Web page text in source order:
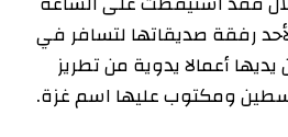
رفقة صديقاتها لتسافر في
يديها أعمالا يدوية من تطريز
ومكتوب عليها اسم غزة.